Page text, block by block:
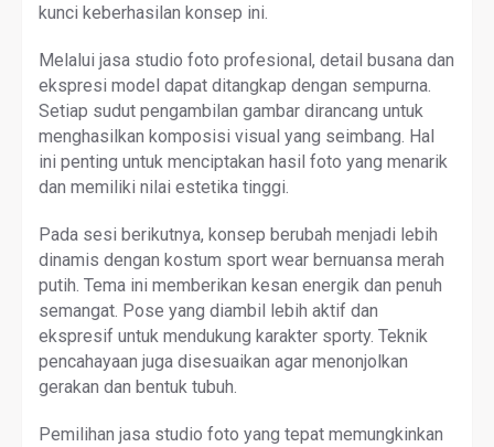
kunci keberhasilan konsep ini.
Melalui jasa studio foto profesional, detail busana dan
ekspresi model dapat ditangkap dengan sempurna.
Setiap sudut pengambilan gambar dirancang untuk
menghasilkan komposisi visual yang seimbang. Hal
ini penting untuk menciptakan hasil foto yang menarik
dan memiliki nilai estetika tinggi.
Pada sesi berikutnya, konsep berubah menjadi lebih
dinamis dengan kostum sport wear bernuansa merah
putih. Tema ini memberikan kesan energik dan penuh
semangat. Pose yang diambil lebih aktif dan
ekspresif untuk mendukung karakter sporty. Teknik
pencahayaan juga disesuaikan agar menonjolkan
gerakan dan bentuk tubuh.
Pemilihan jasa studio foto yang tepat memungkinkan